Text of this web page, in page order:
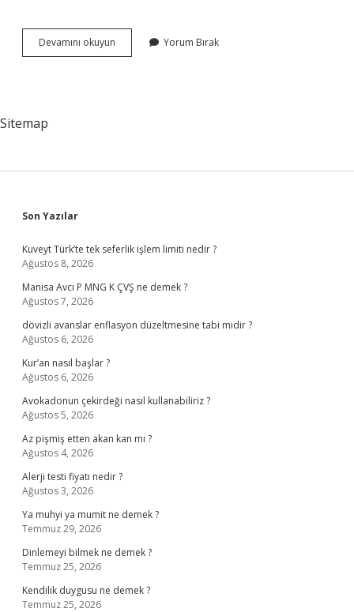
Devamını okuyun
Da
Yorum Bırak
Sitemap
Sidebar
Son Yazılar
Kuveyt Türk’te tek seferlik işlem limiti nedir ?
Ağustos 8, 2026
Manisa Avcı P MNG K ÇVŞ ne demek ?
Ağustos 7, 2026
dövizli avanslar enflasyon düzeltmesine tabi midir ?
Ağustos 6, 2026
Kur’an nasıl başlar ?
Ağustos 6, 2026
Avokadonun çekirdeği nasıl kullanabiliriz ?
Ağustos 5, 2026
Az pişmiş etten akan kan mı ?
Ağustos 4, 2026
Alerji testi fiyatı nedir ?
Ağustos 3, 2026
Ya muhyi ya mumit ne demek ?
Temmuz 29, 2026
Dinlemeyi bilmek ne demek ?
Temmuz 25, 2026
Kendilik duygusu ne demek ?
Temmuz 25, 2026